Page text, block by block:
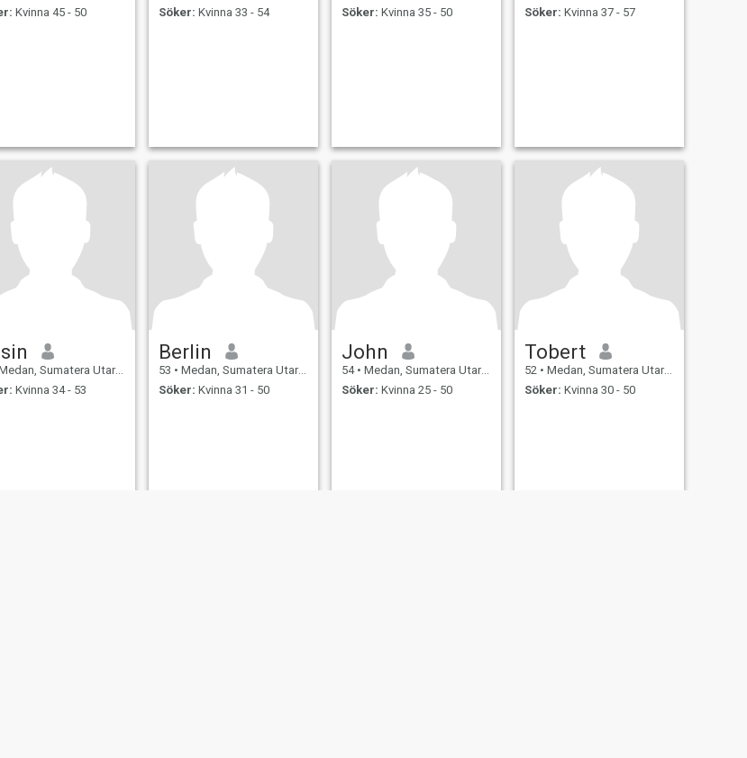
Kvinna 45 - 50
Söker: Kvinna 33 - 54
Söker: Kvinna 35 - 50
Söker: Kvinna 37 - 57
Sumatera Utara, Indonesien
Kvinna 34 - 53
Berlin
53 • Medan, Sumatera Utara, Indonesien
Söker: Kvinna 31 - 50
John
54 • Medan, Sumatera Utara, Indonesien
Söker: Kvinna 25 - 50
Tobert
52 • Medan, Sumatera Utara, Indonesien
Söker: Kvinna 30 - 50